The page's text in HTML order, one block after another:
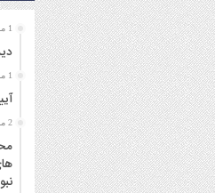
1 ماه قبل
1 ماه قبل
2 ماه قبل